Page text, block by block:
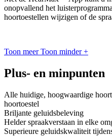
onopvallend het
hoortoestellen wijzigen of de
Toon meer Toon minder +
Plus- en minpunten
Alle huidige, hoogwaardige
hoortoestel
Briljante geluidsbeleving
Helder spraakverstaan in elke
Superieure geluidskwaliteit